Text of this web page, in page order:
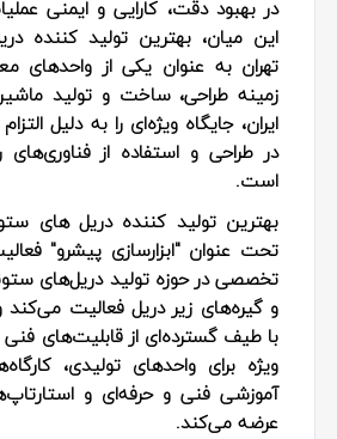
در بهبود دقت، کارایی و ایمنی
این میان، بهترین تولید کننده
تهران به‌ عنوان یکی از واحدهای
زمینه طراحی، ساخت و تولید
ایران، جایگاه ویژه‌ای را به دلیل
در طراحی و استفاده از فناوری‌های
است.
بهترین تولید کننده دریل های
تحت عنوان "ابزارسازی پیشرو"
تخصصی در حوزه تولید دریل‌های
و گیره‌های زیر دریل فعالیت
با طیف گسترده‌ای از قابلیت‌های
ویژه برای واحدهای تولیدی،
آموزشی فنی و حرفه‌ای و
عرضه می‌کند.